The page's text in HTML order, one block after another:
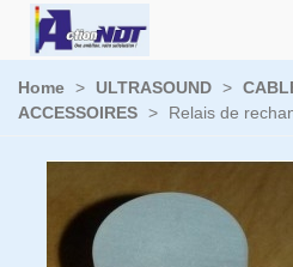
Home > ULTRASOUND >
ACCESSOIRES > Relais de